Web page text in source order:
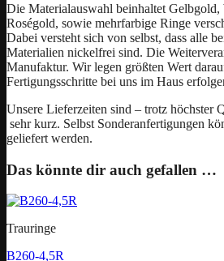
Die Materialauswahl beinhaltet
Roségold, sowie mehrfarbige Ringe
Dabei versteht sich von selbst, dass alle
Materialien nickelfrei sind. Die
Manufaktur. Wir legen größten Wert
Fertigungsschritte bei uns im Haus
Unsere Lieferzeiten sind – trotz höchster
sehr kurz. Selbst Sonderanfertigungen
geliefert werden.
Das könnte dir auch gefallen …
Trauringe
B260-4,5R